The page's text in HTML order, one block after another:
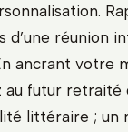
réunion
ancrant votre
futur retraité
littéraire ; un